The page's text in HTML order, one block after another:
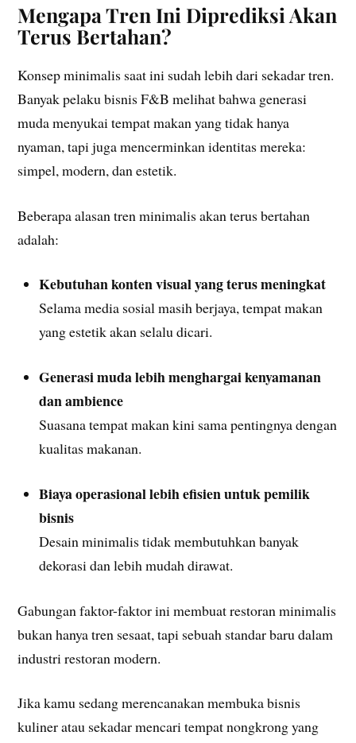
Mengapa Tren Ini Diprediksi Akan
Terus Bertahan?
Konsep minimalis saat ini sudah lebih dari sekadar tren.
Banyak pelaku bisnis F&B melihat bahwa generasi
muda menyukai tempat makan yang tidak hanya
nyaman, tapi juga mencerminkan identitas mereka:
simpel, modern, dan estetik.
Beberapa alasan tren minimalis akan terus bertahan
adalah:
Kebutuhan konten visual yang terus meningkat
Selama media sosial masih berjaya, tempat makan
yang estetik akan selalu dicari.
Generasi muda lebih menghargai kenyamanan
dan ambience
Suasana tempat makan kini sama pentingnya dengan
kualitas makanan.
Biaya operasional lebih efisien untuk pemilik
bisnis
Desain minimalis tidak membutuhkan banyak
dekorasi dan lebih mudah dirawat.
Gabungan faktor-faktor ini membuat restoran minimalis
bukan hanya tren sesaat, tapi sebuah standar baru dalam
industri restoran modern.
Jika kamu sedang merencanakan membuka bisnis
kuliner atau sekadar mencari tempat nongkrong yang